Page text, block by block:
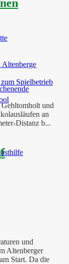
Altenberge
Spielbetrieb
Gehltomholt und
an
Distanz b...
und
Altenberger
Start. Da die